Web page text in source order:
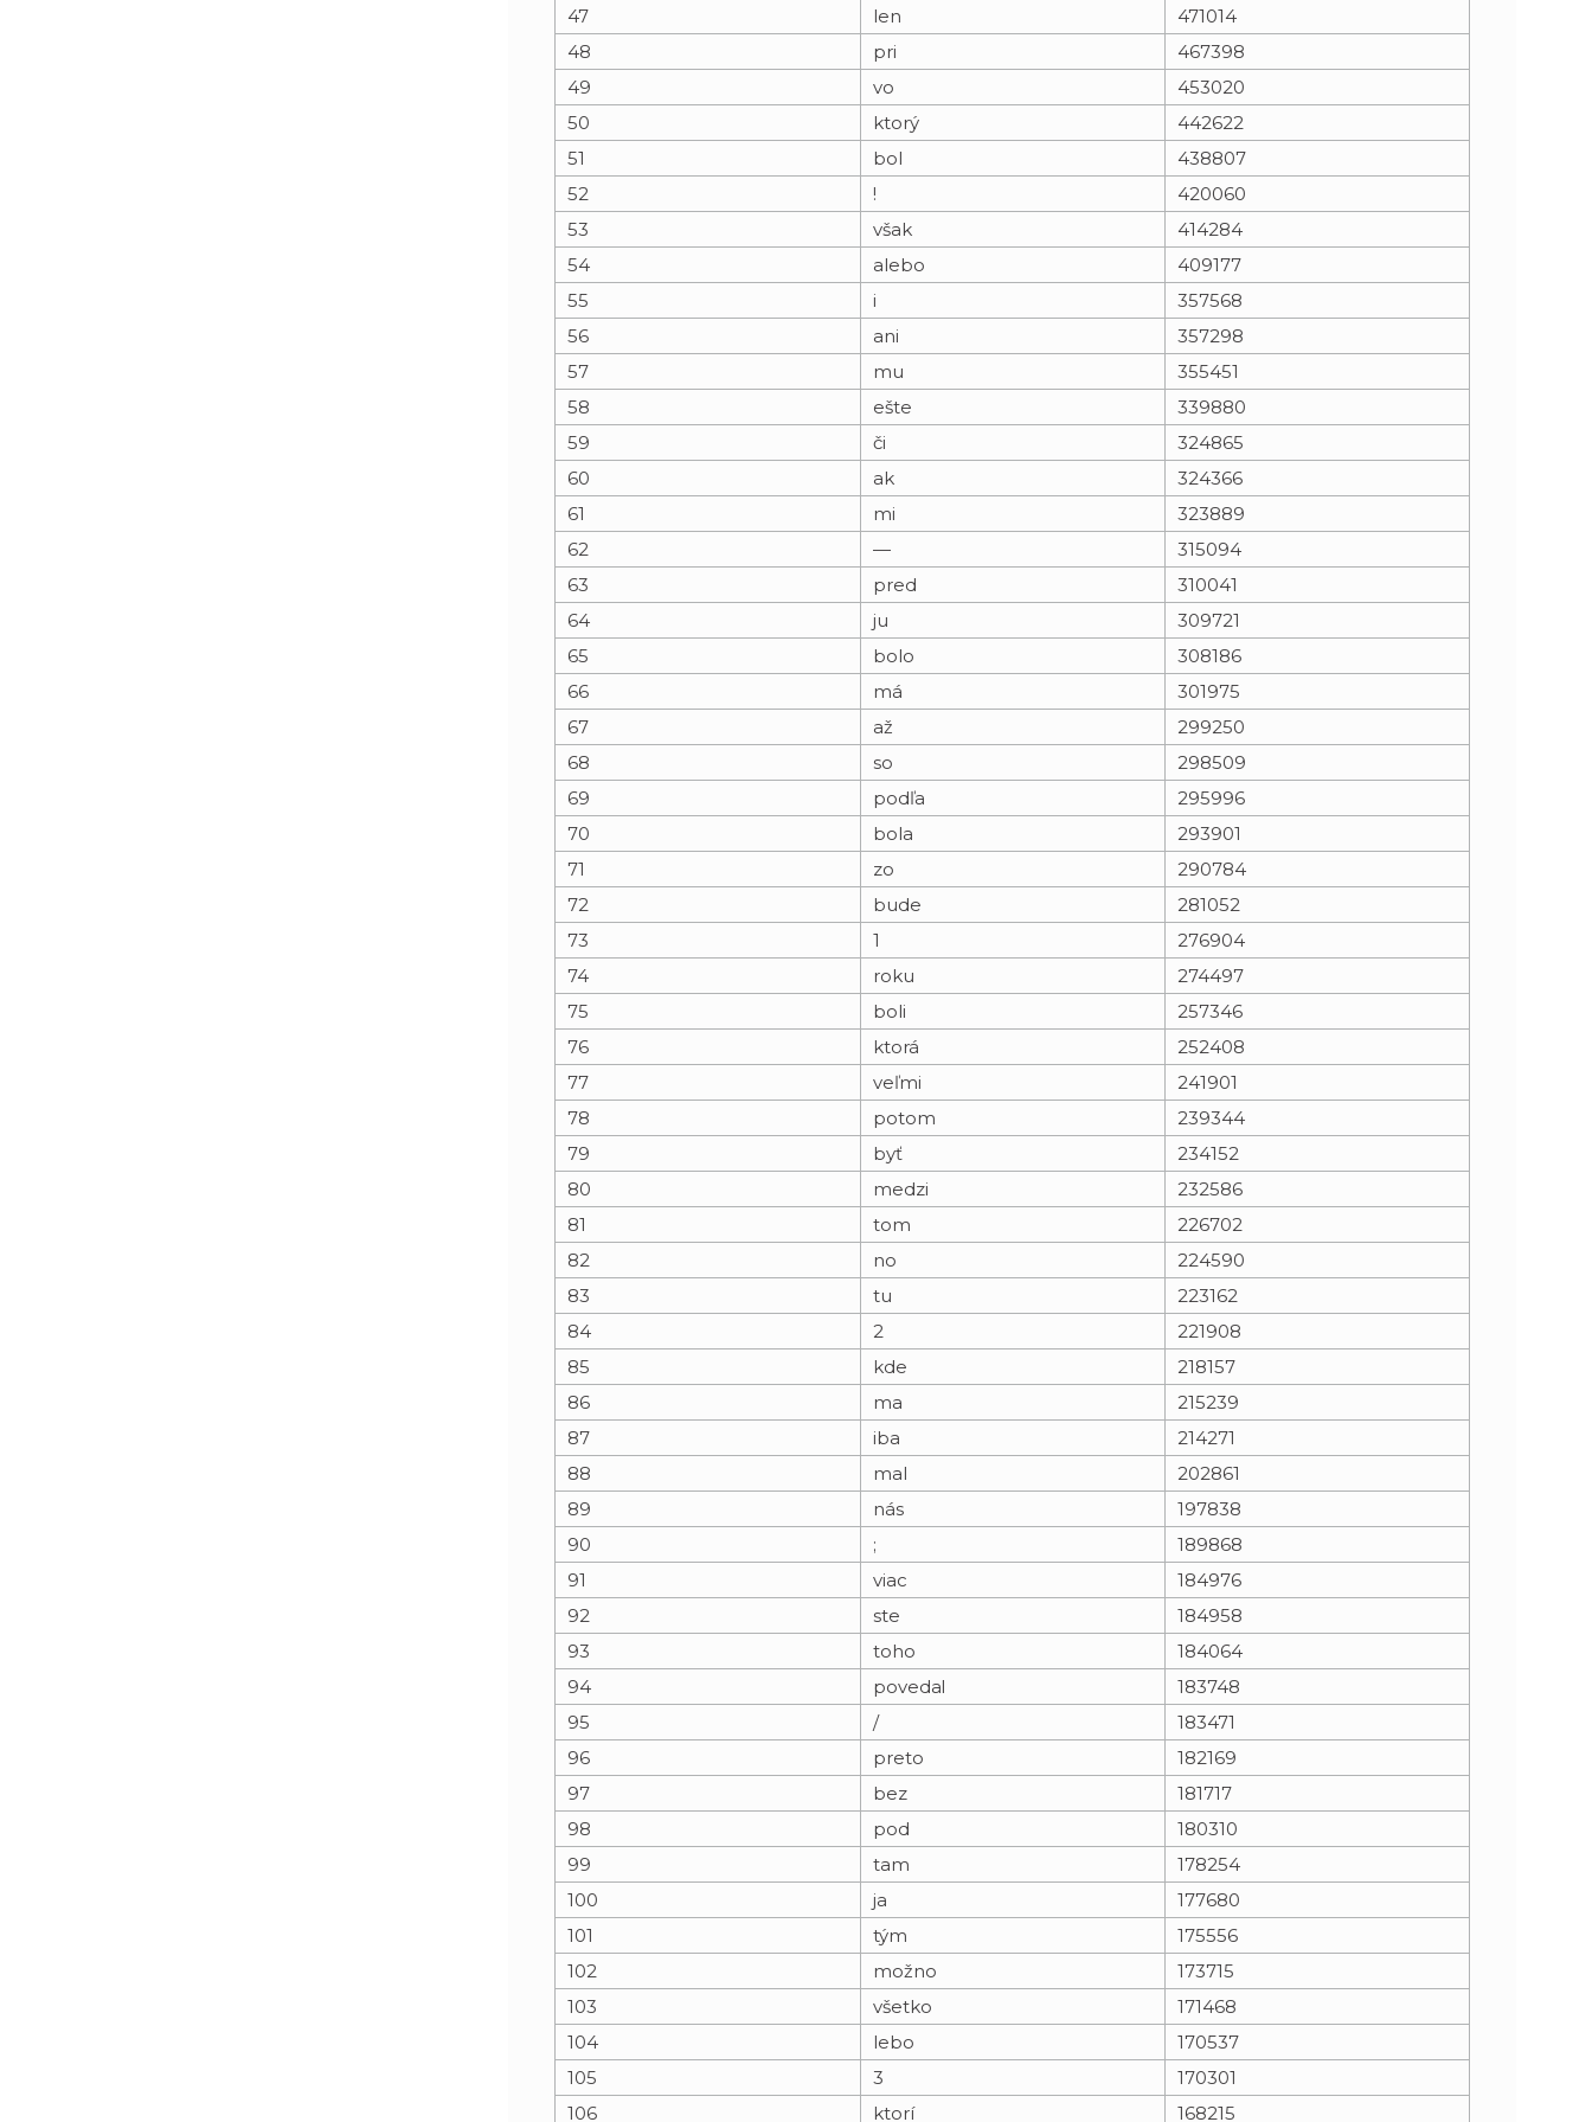
47
len
471014
48
pri
467398
49
vo
453020
50
ktorý
442622
51
bol
438807
52
!
420060
53
však
414284
54
alebo
409177
55
i
357568
56
ani
357298
57
mu
355451
58
ešte
339880
59
či
324865
60
ak
324366
61
mi
323889
62
—
315094
63
pred
310041
64
ju
309721
65
bolo
308186
66
má
301975
67
až
299250
68
so
298509
69
podľa
295996
70
bola
293901
71
zo
290784
72
bude
281052
73
1
276904
74
roku
274497
75
boli
257346
76
ktorá
252408
77
veľmi
241901
78
potom
239344
79
byť
234152
80
medzi
232586
81
tom
226702
82
no
224590
83
tu
223162
84
2
221908
85
kde
218157
86
ma
215239
87
iba
214271
88
mal
202861
89
nás
197838
90
;
189868
91
viac
184976
92
ste
184958
93
toho
184064
94
povedal
183748
95
/
183471
96
preto
182169
97
bez
181717
98
pod
180310
99
tam
178254
100
ja
177680
101
tým
175556
102
možno
173715
103
všetko
171468
104
lebo
170537
105
3
170301
106
ktorí 168215